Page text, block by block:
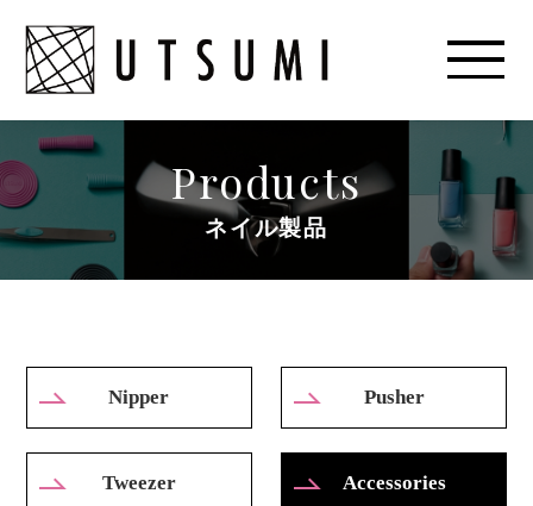
Products
ネイル製品
Nipper Pusher
Tweezer Accessories